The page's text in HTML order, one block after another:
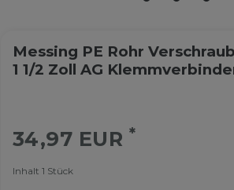
Messing PE Rohr
1 1/2 Zoll AG
34,97 EUR *
Inhalt 1 Stück